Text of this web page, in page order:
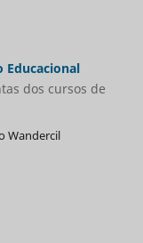
Educacional
dos cursos de
Wandercil